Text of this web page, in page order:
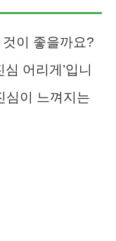
이 좋을까요?
어리게’입니
심이 느껴지는